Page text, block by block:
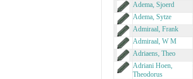
Adema, Sjoerd
Adema, Sytze
Admiraal, Frank
Admiraal, W M
Adriaens, Theo
Adriani Hoen,
Theodorus